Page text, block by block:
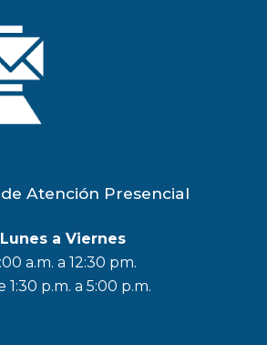
Atención Presencial
Lunes a Viernes
a.m. a 12:30 pm.
1:30 p.m. a 5:00 p.m.